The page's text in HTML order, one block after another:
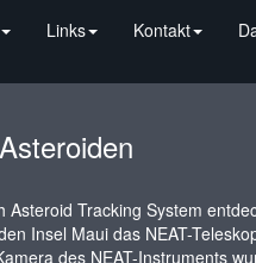
Links Kontakt
Tracking System
Insel Maui das NEAT-
des NEAT-Instruments